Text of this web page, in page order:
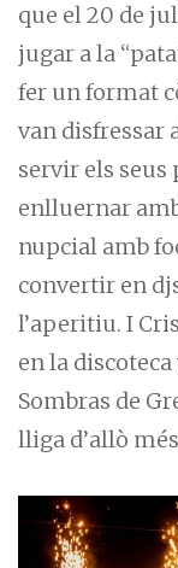
que el 20 de
jugar a la
fer un format
van disfressar
servir els seus
enlluernar
nupcial amb
convertir en
l’aperitiu. I
en la
Sombras de
lliga d’allò